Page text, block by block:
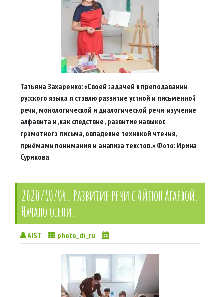
Татьяна Захаренко: «Своей задачей в преподавании
русского языка я ставлю развитие устной и письменной
речи, монологической и диалогической речи, изучение
алфавита и ,как следствие , развитие навыков
грамотного письма, овладение техникой чтения,
приёмами понимания и анализа текстов.» Фото: Ирина
Сурикова
2020/10/04. Развитие речи с Айгюн Агаевой.
Начало осени.
AIST photo_ch_ru